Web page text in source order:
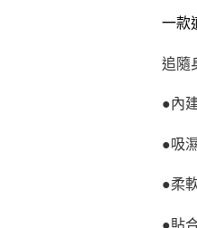
一款
追隨
●內
●吸
●柔
●貼